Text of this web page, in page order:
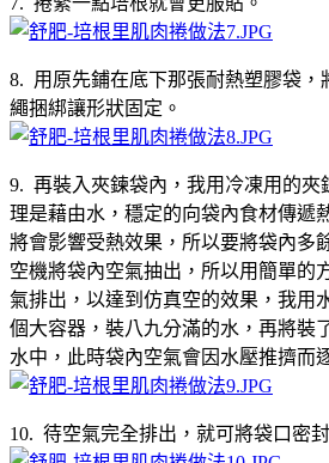
8. 用原先鋪在底下那張耐熱塑膠袋，
繩捆綁讓形狀固定。
9. 再裝入夾鍊袋內，我用冷凍用的夾
理是藉由水，穩定的向袋內食材傳遞
將會影響受熱效果，所以要將袋內多
空機將袋內空氣抽出，所以用簡單的
氣排出，以達到仿真空的效果，我用
個大容器，裝八九分滿的水，再將裝
水中，此時袋內空氣會因水壓推擠而
10. 待空氣完全排出，就可將袋口密封